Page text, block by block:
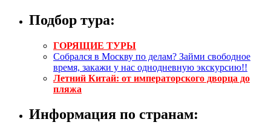
Подбор тура:
ГОРЯЩИЕ ТУРЫ
Собрался в Москву по делам? Займи свободное
время, закажи у нас однодневную экскурсию!!
Летний Китай: от императорского дворца до
пляжа
Информация по странам: